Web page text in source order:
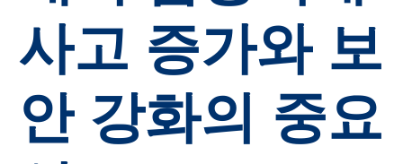
사고 증가와 보
안 강화의 중요